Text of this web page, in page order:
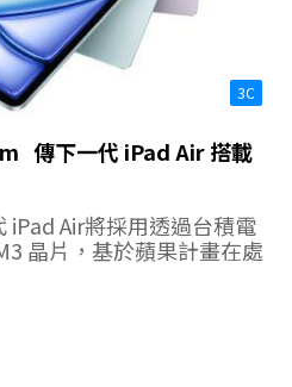
3C
傳下一代 iPad Air 搭載
iPad Air將採用透過台積電
晶片，基於蘋果計畫在處